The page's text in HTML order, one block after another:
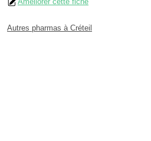
Autres pharmas à Créteil